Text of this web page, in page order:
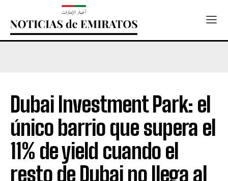
Dubai Investment Park: el
único barrio que supera el
11% de yield cuando el
resto de Dubai no llega al